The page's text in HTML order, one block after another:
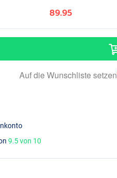
89.95
Auf die Wunschliste setzen
9.5 von 10